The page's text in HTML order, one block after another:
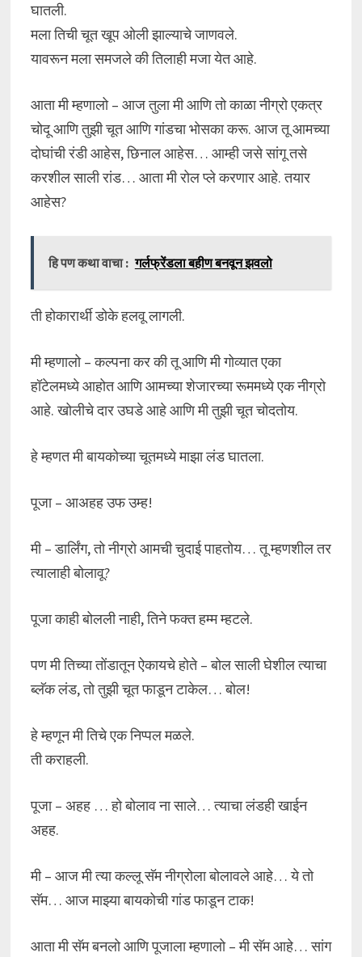
घातली.
मला तिची चूत खूप ओली झाल्याचे जाणवले.
यावरून मला समजले की तिलाही मजा येत आहे.
आता मी म्हणालो – आज तुला मी आणि तो काळा नीग्रो एकत्र
चोदू आणि तुझी चूत आणि गांडचा भोसका करू. आज तू आमच्या
दोघांची रंडी आहेस, छिनाल आहेस… आम्ही जसे सांगू तसे
करशील साली रांड… आता मी रोल प्ले करणार आहे. तयार
आहेस?
हि पण कथा वाचा : गर्लफ्रेंडला बहीण बनवून झवलो
ती होकारार्थी डोके हलवू लागली.
मी म्हणालो – कल्पना कर की तू आणि मी गोव्यात एका
हॉटेलमध्ये आहोत आणि आमच्या शेजारच्या रूममध्ये एक नीग्रो
आहे. खोलीचे दार उघडे आहे आणि मी तुझी चूत चोदतोय.
हे म्हणत मी बायकोच्या चूतमध्ये माझा लंड घातला.
पूजा – आअहह उफ उम्ह!
मी – डार्लिंग, तो नीग्रो आमची चुदाई पाहतोय… तू म्हणशील तर
त्यालाही बोलावू?
पूजा काही बोलली नाही, तिने फक्त हम्म म्हटले.
पण मी तिच्या तोंडातून ऐकायचे होते – बोल साली घेशील त्याचा
ब्लॅक लंड, तो तुझी चूत फाडून टाकेल… बोल!
हे म्हणून मी तिचे एक निप्पल मळले.
ती कराहली.
पूजा – अहह … हो बोलाव ना साले… त्याचा लंडही खाईन
अहह.
मी – आज मी त्या कल्लू सॅम नीग्रोला बोलावले आहे… ये तो
सॅम… आज माझ्या बायकोची गांड फाडून टाक!
आता मी सॅम बनलो आणि पूजाला म्हणालो – मी सॅम आहे… सांग